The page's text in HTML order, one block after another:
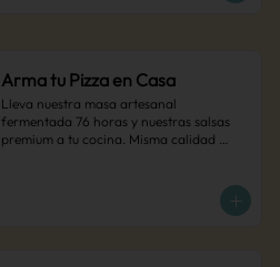
Arma tu Pizza en Casa
Lleva nuestra masa artesanal
fermentada 76 horas y nuestras salsas
premium a tu cocina. Misma calidad